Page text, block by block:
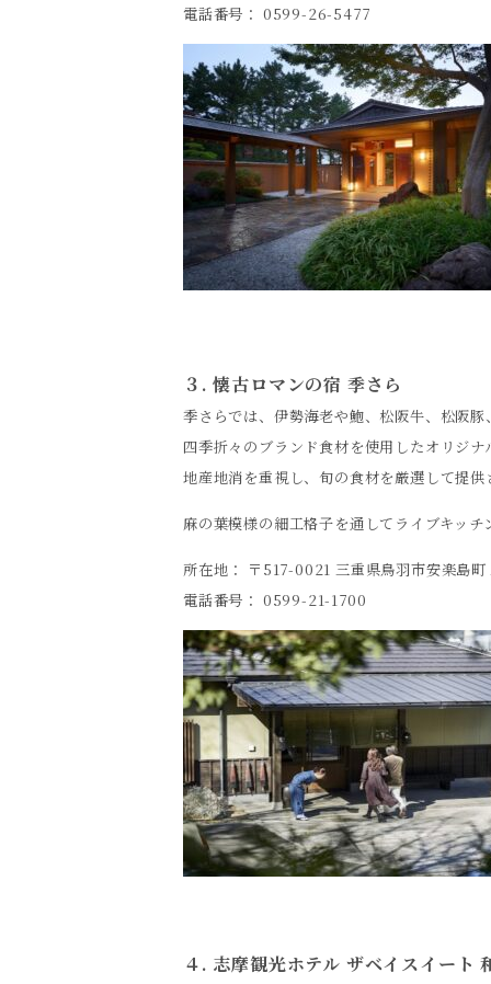
電話番号： 0599-26-5477
３. 懐古ロマンの宿 季さら
季さらでは、伊勢海老や鮑、松阪牛、松阪
四季折々のブランド食材を使用したオリジ
地産地消を重視し、旬の食材を厳選して提
麻の葉模様の細工格子を通してライブキッチ
所在地： 〒517-0021 三重県鳥羽市安楽島
電話番号： 0599-21-1700
４. 志摩観光ホテル ザベイスイート